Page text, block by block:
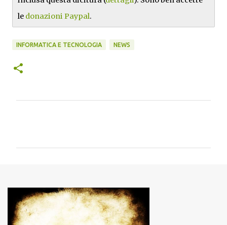
le donazioni Paypal.
INFORMATICA E TECNOLOGIA NEWS
n
t
i